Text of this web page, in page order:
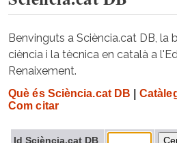
Benvinguts a Sciència.cat DB, la
ciència i la tècnica en català a
Renaixement.
Què és Sciència.cat DB
Com citar
Id Sciència.cat DB